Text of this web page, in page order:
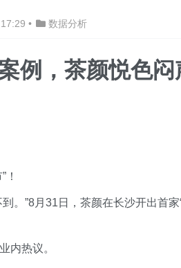
• 数据分析
例，茶颜悦色闷
！
。”8月31日，茶颜在长沙开出首
内热议。